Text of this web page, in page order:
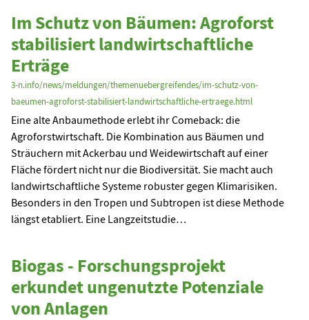
Im Schutz von Bäumen: Agroforst
stabilisiert landwirtschaftliche
Erträge
3-n.info/news/meldungen/themenuebergreifendes/im-schutz-von-
baeumen-agroforst-stabilisiert-landwirtschaftliche-ertraege.html
Eine alte Anbaumethode erlebt ihr Comeback: die
Agroforstwirtschaft. Die Kombination aus Bäumen und
Sträuchern mit Ackerbau und Weidewirtschaft auf einer
Fläche fördert nicht nur die Biodiversität. Sie macht auch
landwirtschaftliche Systeme robuster gegen Klimarisiken.
Besonders in den Tropen und Subtropen ist diese Methode
längst etabliert. Eine Langzeitstudie…
Biogas - Forschungsprojekt
erkundet ungenutzte Potenziale
von Anlagen